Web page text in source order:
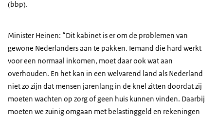
(bbp).
Minister Heinen: “Dit kabinet is er om de problemen van
gewone Nederlanders aan te pakken. Iemand die hard werkt
voor een normaal inkomen, moet daar ook wat aan
overhouden. En het kan in een welvarend land als Nederland
niet zo zijn dat mensen jarenlang in de knel zitten doordat zij
moeten wachten op zorg of geen huis kunnen vinden. Daarbij
moeten we zuinig omgaan met belastinggeld en rekeningen